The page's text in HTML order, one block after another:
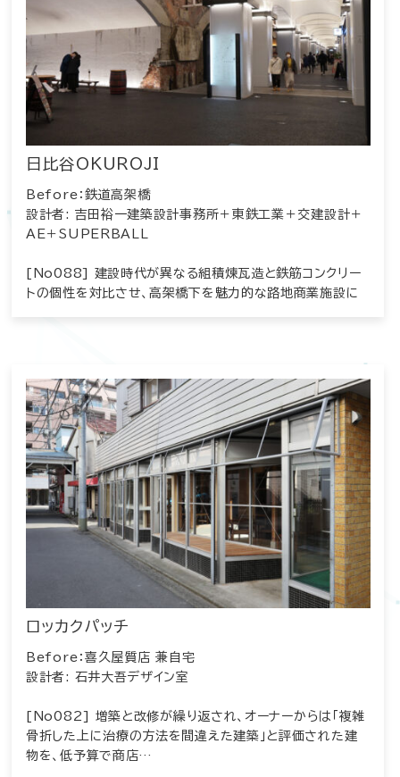
日比谷OKUROJI
Before：鉄道高架橋
設計者: 吉田裕一建築設計事務所＋東鉄工業＋交建設計＋
AE＋SUPERBALL
[No088] 建設時代が異なる組積煉瓦造と鉄筋コンクリー
トの個性を対比させ、高架橋下を魅力的な路地商業施設に
ロッカクパッチ
Before：喜久屋質店 兼自宅
設計者: 石井大吾デザイン室
[No082] 増築と改修が繰り返され、オーナーからは「複雑
骨折した上に治療の方法を間違えた建築」と評価された建
物を、低予算で商店…